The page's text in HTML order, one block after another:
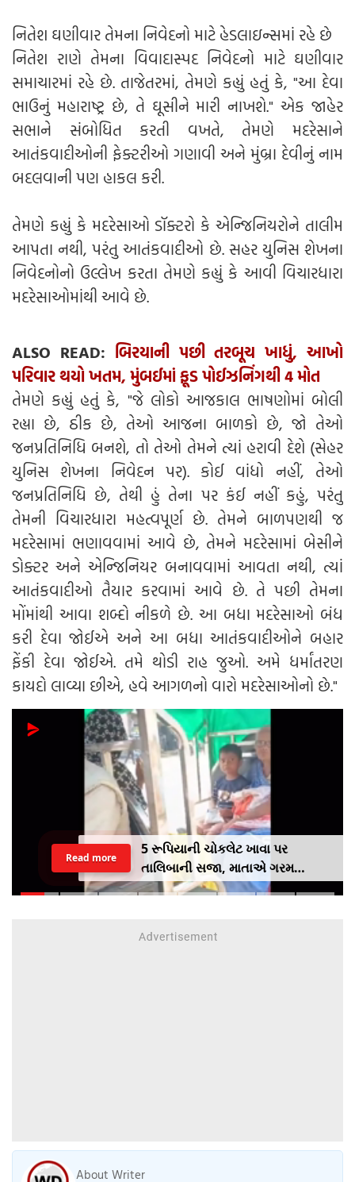
નિતેશ ઘણીવાર તેમના નિવેદનો માટે હેડલાઇન્સમાં રહે છે
નિતેશ રાણે તેમના વિવાદાસ્પદ નિવેદનો માટે ઘણીવાર
સમાચારમાં રહે છે. તાજેતરમાં, તેમણે કહ્યું હતું કે, "આ દેવા
ભાઉનું મહારાષ્ટ્ર છે, તે ઘૂસીને મારી નાખશે." એક જાહેર
સભાને સંબોધિત કરતી વખતે, તેમણે મદરેસાને
આતંકવાદીઓની ફેક્ટરીઓ ગણાવી અને મુંબ્રા દેવીનું નામ
બદલવાની પણ હાકલ કરી.
તેમણે કહ્યું કે મદરેસાઓ ડૉક્ટરો કે એન્જિનિયરોને તાલીમ
આપતા નથી, પરંતુ આતંકવાદીઓ છે. સહર યુનિસ શેખના
નિવેદનોનો ઉલ્લેખ કરતા તેમણે કહ્યું કે આવી વિચારધારા
મદરેસાઓમાંથી આવે છે.
ALSO READ: બિરયાની પછી તરબૂચ ખાધું, આખો
પરિવાર થયો ખતમ, મુંબઈમાં ફૂડ પોઈઝનિંગથી 4 મોત
તેમણે કહ્યું હતું કે, "જે લોકો આજકાલ ભાષણોમાં બોલી
રહ્યા છે, ઠીક છે, તેઓ આજના બાળકો છે, જો તેઓ
જનપ્રતિનિધિ બનશે, તો તેઓ તેમને ત્યાં હરાવી દેશે (સેહર
યુનિસ શેખના નિવેદન પર). કોઈ વાંધો નહીં, તેઓ
જનપ્રતિનિધિ છે, તેથી હું તેના પર કંઈ નહીં કહું, પરંતુ
તેમની વિચારધારા મહત્વપૂર્ણ છે. તેમને બાળપણથી જ
મદરેસામાં ભણાવવામાં આવે છે, તેમને મદરેસામાં બેસીને
ડોક્ટર અને એન્જિનિયર બનાવવામાં આવતા નથી, ત્યાં
આતંકવાદીઓ તૈયાર કરવામાં આવે છે. તે પછી તેમના
મોંમાંથી આવા શબ્દો નીકળે છે. આ બધા મદરેસાઓ બંધ
કરી દેવા જોઈએ અને આ બધા આતંકવાદીઓને બહાર
ફેંકી દેવા જોઈએ. તમે થોડી રાહ જુઓ. અમે ધર્માંતરણ
કાયદો લાવ્યા છીએ, હવે આગળનો વારો મદરેસાઓનો છે."
5 રૂપિયાની ચોકલેટ ખાવા પર
તાલિબાની સજા, માતાએ ગરમ
ચપ્પુથી પુત્રના પગમાં આપ્યો ડામ,
Read more
About Writer